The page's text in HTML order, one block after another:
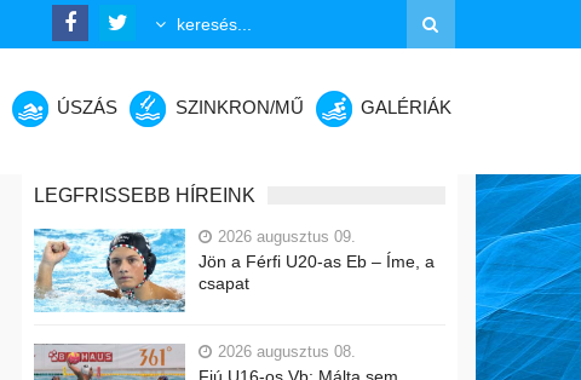
ÚSZÁS SZINKRON/MŰ GALÉRIÁK
LEGFRISSEBB HÍREINK
2026 augusztus 09.
Jön a Férfi U20-as Eb – Íme, a
csapat
2026 augusztus 08.